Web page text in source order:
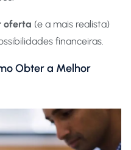
oferta (e a mais realista)
financeiras.
Obter a Melhor